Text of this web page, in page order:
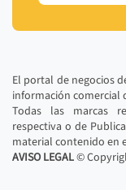
El portal de negocios
información comercial
Todas las marcas
respectiva o de
material contenido en
AVISO LEGAL©